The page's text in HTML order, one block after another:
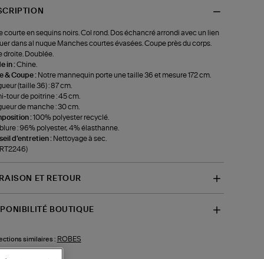
courte en sequins noirs. Col rond. Dos échancré arrondi avec un lien
dans al nuque Manches courtes évasées. Coupe près du corps.
droite. Doublée.
in :Chine.
& Coupe : Notre mannequin porte une taille 36 et mesure 172 cm.
(taille 36) : 87 cm.
tour de poitrine : 45 cm.
de manche : 30 cm.
:100% polyester recyclé.
: 96% polyester, 4% élasthanne.
d'entretien : Nettoyage à sec.
ET RETOUR
BOUTIQUE
similaires : ROBES